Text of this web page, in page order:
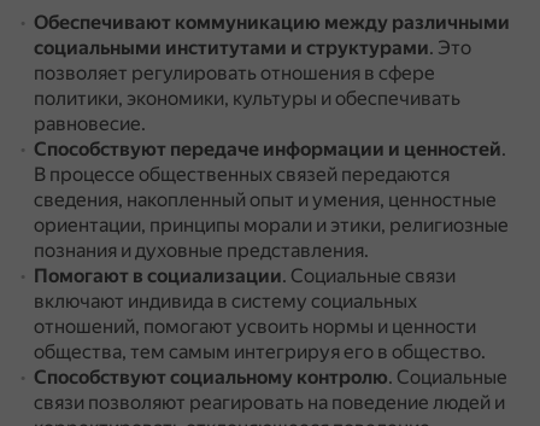
Обеспечивают коммуникацию между различными
социальными институтами и структурами. Это
позволяет регулировать отношения в сфере
политики, экономики, культуры и обеспечивать
равновесие.
Способствуют передаче информации и ценностей.
В процессе общественных связей передаются
сведения, накопленный опыт и умения, ценностные
ориентации, принципы морали и этики, религиозные
познания и духовные представления.
Помогают в социализации. Социальные связи
включают индивида в систему социальных
отношений, помогают усвоить нормы и ценности
общества, тем самым интегрируя его в общество.
Способствуют социальному контролю. Социальные
связи позволяют реагировать на поведение людей и